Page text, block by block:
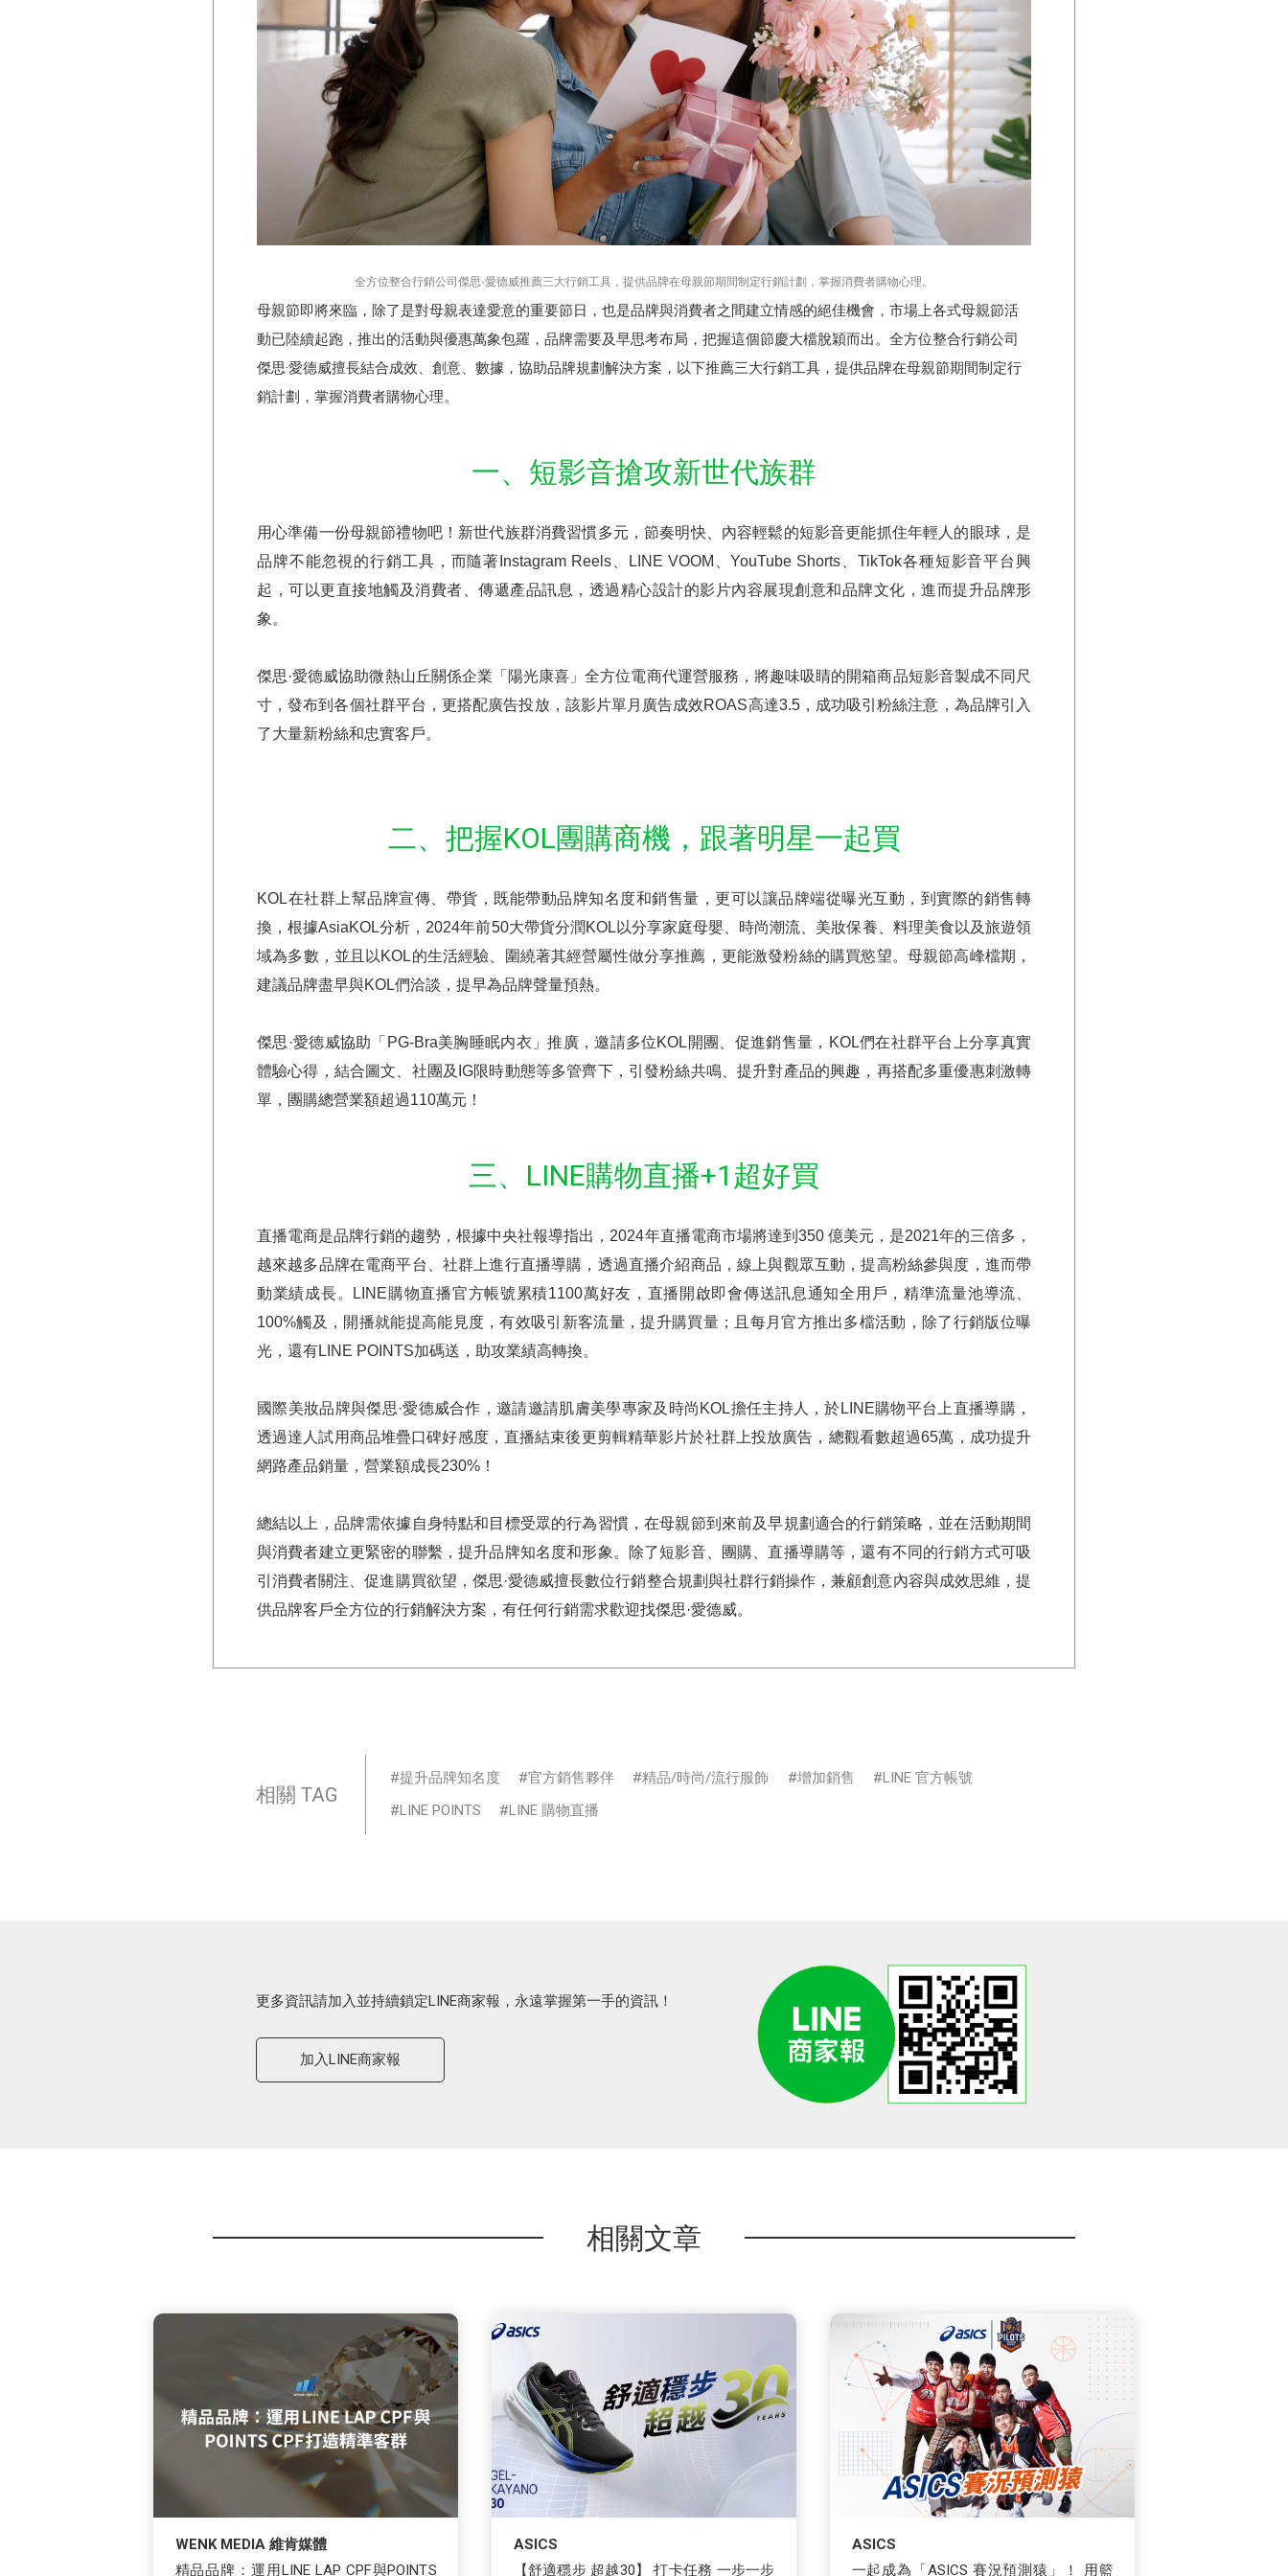
全方位整合行銷公司傑思·愛德威推薦三大行銷工具，提供品牌在母親節期間制定行銷計劃，掌握消費者購物心理。
母親節即將來臨，除了是對母親表達愛意的重要節日，也是品牌與消費者之間建立情感的絕佳機會，市場上各式母親節活
動已陸續起跑，推出的活動與優惠萬象包羅，品牌需要及早思考布局，把握這個節慶大檔脫穎而出。全方位整合行銷公司
傑思·愛德威擅長結合成效、創意、數據，協助品牌規劃解決方案，以下推薦三大行銷工具，提供品牌在母親節期間制定行
銷計劃，掌握消費者購物心理。
一、短影音搶攻新世代族群
用心準備一份母親節禮物吧！新世代族群消費習慣多元，節奏明快、內容輕鬆的短影音更能抓住年輕人的眼球，是
品牌不能忽視的行銷工具，而隨著Instagram Reels、LINE VOOM、YouTube Shorts、TikTok各種短影音平台興
起，可以更直接地觸及消費者、傳遞產品訊息，透過精心設計的影片內容展現創意和品牌文化，進而提升品牌形
象。
傑思·愛德威協助微熱山丘關係企業「陽光康喜」全方位電商代運營服務，將趣味吸睛的開箱商品短影音製成不同尺
寸，發布到各個社群平台，更搭配廣告投放，該影片單月廣告成效ROAS高達3.5，成功吸引粉絲注意，為品牌引入
了大量新粉絲和忠實客戶。
二、把握KOL團購商機，跟著明星一起買
KOL在社群上幫品牌宣傳、帶貨，既能帶動品牌知名度和銷售量，更可以讓品牌端從曝光互動，到實際的銷售轉
換，根據AsiaKOL分析，2024年前50大帶貨分潤KOL以分享家庭母嬰、時尚潮流、美妝保養、料理美食以及旅遊領
域為多數，並且以KOL的生活經驗、圍繞著其經營屬性做分享推薦，更能激發粉絲的購買慾望。母親節高峰檔期，
建議品牌盡早與KOL們洽談，提早為品牌聲量預熱。
傑思·愛德威協助「PG-Bra美胸睡眠内衣」推廣，邀請多位KOL開團、促進銷售量，KOL們在社群平台上分享真實
體驗心得，結合圖文、社團及IG限時動態等多管齊下，引發粉絲共鳴、提升對產品的興趣，再搭配多重優惠刺激轉
單，團購總營業額超過110萬元！
三、LINE購物直播+1超好買
直播電商是品牌行銷的趨勢，根據中央社報導指出，2024年直播電商市場將達到350 億美元，是2021年的三倍多，
越來越多品牌在電商平台、社群上進行直播導購，透過直播介紹商品，線上與觀眾互動，提高粉絲參與度，進而帶
動業績成長。LINE購物直播官方帳號累積1100萬好友，直播開啟即會傳送訊息通知全用戶，精準流量池導流、
100%觸及，開播就能提高能見度，有效吸引新客流量，提升購買量；且每月官方推出多檔活動，除了行銷版位曝
光，還有LINE POINTS加碼送，助攻業績高轉換。
國際美妝品牌與傑思·愛德威合作，邀請邀請肌膚美學專家及時尚KOL擔任主持人，於LINE購物平台上直播導購，
透過達人試用商品堆疊口碑好感度，直播結束後更剪輯精華影片於社群上投放廣告，總觀看數超過65萬，成功提升
網路產品銷量，營業額成長230%！
總結以上，品牌需依據自身特點和目標受眾的行為習慣，在母親節到來前及早規劃適合的行銷策略，並在活動期間
與消費者建立更緊密的聯繫，提升品牌知名度和形象。除了短影音、團購、直播導購等，還有不同的行銷方式可吸
引消費者關注、促進購買欲望，傑思·愛德威擅長數位行銷整合規劃與社群行銷操作，兼顧創意內容與成效思維，提
供品牌客戶全方位的行銷解決方案，有任何行銷需求歡迎找傑思·愛德威。
相關 TAG
提升品牌知名度 官方銷售夥伴 精品/時尚/流行服飾 增加銷售
LINE 官方帳號
LINE POINTS
LINE 購物直播
更多資訊請加入並持續鎖定LINE商家報，永遠掌握第一手的資訊！
加入LINE商家報
相關文章
WENK MEDIA 維肯媒體
精品品牌：運用LINE LAP CPF與POINTS
ASICS
【舒適穩步 超越30】 打卡任務 一步一步
ASICS
一起成為「ASICS 賽況預測猿」！ 用籃